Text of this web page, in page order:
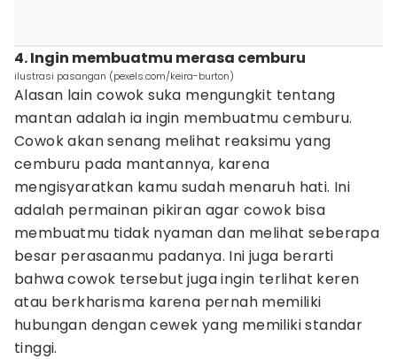
4. Ingin membuatmu merasa cemburu
ilustrasi pasangan (pexels.com/keira-burton)
Alasan lain cowok suka mengungkit tentang
mantan adalah ia ingin membuatmu cemburu.
Cowok akan senang melihat reaksimu yang
cemburu pada mantannya, karena
mengisyaratkan kamu sudah menaruh hati. Ini
adalah permainan pikiran agar cowok bisa
membuatmu tidak nyaman dan melihat seberapa
besar perasaanmu padanya. Ini juga berarti
bahwa cowok tersebut juga ingin terlihat keren
atau berkharisma karena pernah memiliki
hubungan dengan cewek yang memiliki standar
tinggi.